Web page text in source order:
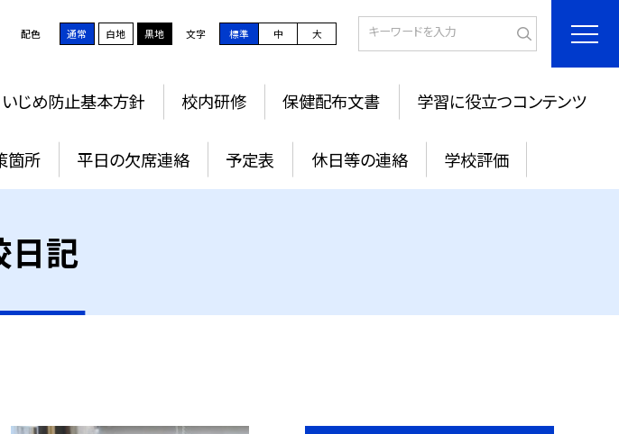
配色 通常 白地 黒地 文字 標準 中 大
いじめ防止基本方針 校内研修 保健配布文書 学習に役立つコンテンツ
箇所 平日の欠席連絡 予定表 休日等の連絡 学校評価
日記